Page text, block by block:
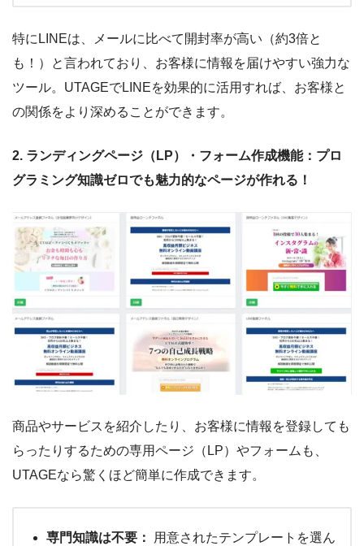
特にLINEは、メールに比べて開封率が高い（約3倍と
も！）と言われており、お客様に情報を届けやすい強力な
ツール。UTAGEでLINEを効果的に活用すれば、お客様と
の関係をより深めることができます。
2. ランディングページ（LP）・フォーム作成機能：プロ
グラミング知識ゼロでも魅力的なページが作れる！
商品やサービスを紹介したり、お客様に情報を登録しても
らったりするための専用ページ（LP）やフォームも、
UTAGEなら驚くほど簡単に作成できます。
専門知識は不要：
用意されたテンプレートを選ん